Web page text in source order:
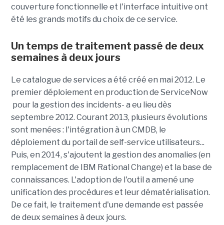
couverture fonctionnelle et l'interface intuitive ont
été les grands motifs du choix de ce service.
Un temps de traitement passé de deux
semaines à deux jours
Le catalogue de services a été créé en mai 2012. Le
premier déploiement en production de ServiceNow
pour la gestion des incidents- a eu lieu dès
septembre 2012. Courant 2013, plusieurs évolutions
sont menées : l'intégration à un CMDB, le
déploiement du portail de self-service utilisateurs...
Puis, en 2014, s'ajoutent la gestion des anomalies (en
remplacement de IBM Rational Change) et la base de
connaissances. L'adoption de l'outil a amené une
unification des procédures et leur dématérialisation.
De ce fait, le traitement d'une demande est passée
de deux semaines à deux jours.